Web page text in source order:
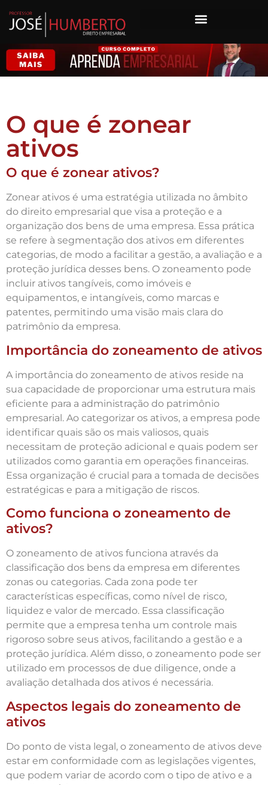
O que é zonear
ativos
O que é zonear ativos?
Zonear ativos é uma estratégia utilizada no âmbito
do direito empresarial que visa a proteção e a
organização dos bens de uma empresa. Essa prática
se refere à segmentação dos ativos em diferentes
categorias, de modo a facilitar a gestão, a avaliação e a
proteção jurídica desses bens. O zoneamento pode
incluir ativos tangíveis, como imóveis e
equipamentos, e intangíveis, como marcas e
patentes, permitindo uma visão mais clara do
patrimônio da empresa.
Importância do zoneamento de ativos
A importância do zoneamento de ativos reside na
sua capacidade de proporcionar uma estrutura mais
eficiente para a administração do patrimônio
empresarial. Ao categorizar os ativos, a empresa pode
identificar quais são os mais valiosos, quais
necessitam de proteção adicional e quais podem ser
utilizados como garantia em operações financeiras.
Essa organização é crucial para a tomada de decisões
estratégicas e para a mitigação de riscos.
Como funciona o zoneamento de
ativos?
O zoneamento de ativos funciona através da
classificação dos bens da empresa em diferentes
zonas ou categorias. Cada zona pode ter
características específicas, como nível de risco,
liquidez e valor de mercado. Essa classificação
permite que a empresa tenha um controle mais
rigoroso sobre seus ativos, facilitando a gestão e a
proteção jurídica. Além disso, o zoneamento pode ser
utilizado em processos de due diligence, onde a
avaliação detalhada dos ativos é necessária.
Aspectos legais do zoneamento de
ativos
Do ponto de vista legal, o zoneamento de ativos deve
estar em conformidade com as legislações vigentes,
que podem variar de acordo com o tipo de ativo e a